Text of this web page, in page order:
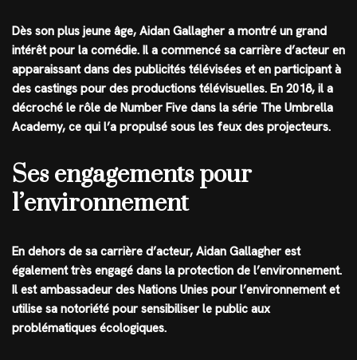
Dès son plus jeune âge, Aidan Gallagher a montré un grand
intérêt pour la comédie. Il a commencé sa carrière d’acteur en
apparaissant dans des publicités télévisées et en participant à
des castings pour des productions télévisuelles. En 2018, il a
décroché le rôle de Number Five dans la série The Umbrella
Academy, ce qui l’a propulsé sous les feux des projecteurs.
Ses engagements pour
l’environnement
En dehors de sa carrière d’acteur, Aidan Gallagher est
également très engagé dans la protection de l’environnement.
Il est ambassadeur des Nations Unies pour l’environnement et
utilise sa notoriété pour sensibiliser le public aux
problématiques écologiques.